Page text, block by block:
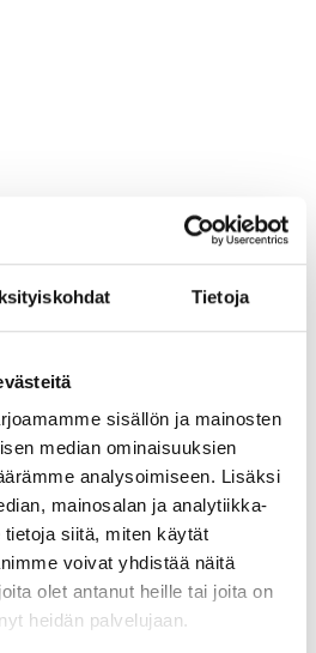
Tietoja
sisällön ja mainosten
median ominaisuuksien
analysoimiseen. Lisäksi
mainosalan ja analytiikka-
siitä, miten käytät
voivat yhdistää näitä
olet antanut heille tai joita on
heidän palvelujaan.
Toni Pakarinen, Senior advisor